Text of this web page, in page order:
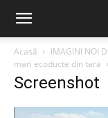
Acasă
IMAGINI NOI
mari ecoducte din tara
Screenshot